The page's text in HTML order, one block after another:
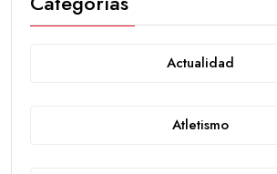
Actualidad
Atletismo